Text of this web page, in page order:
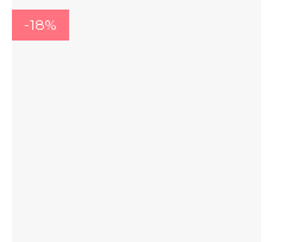
-18%